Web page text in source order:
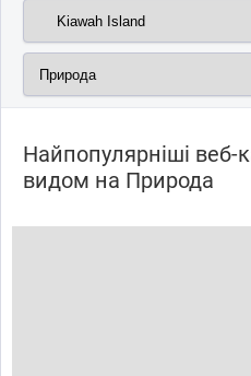
Найпопулярніші
видом на Природа